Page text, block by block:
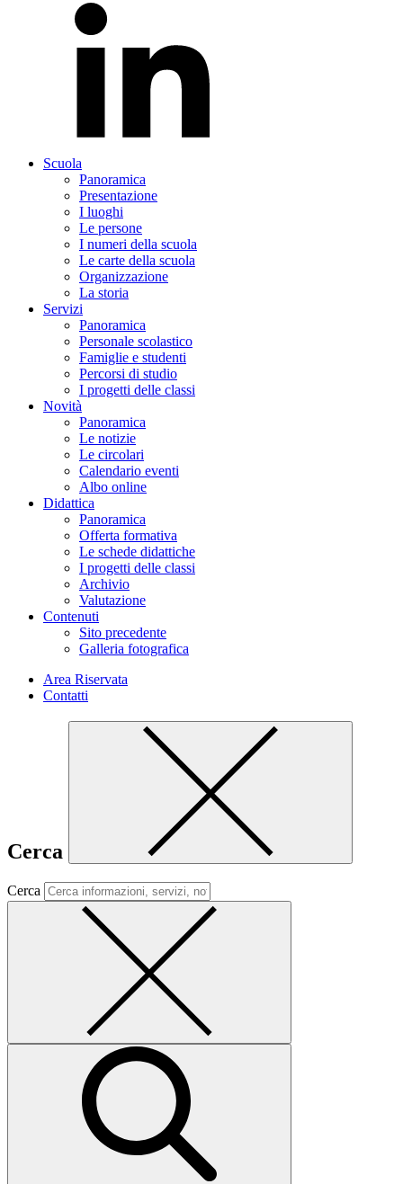
Scuola
Panoramica
Presentazione
I luoghi
Le persone
I numeri della scuola
Le carte della scuola
Organizzazione
La storia
Servizi
Panoramica
Personale scolastico
Famiglie e studenti
Percorsi di studio
I progetti delle classi
Novità
Panoramica
Le notizie
Le circolari
Calendario eventi
Albo online
Didattica
Panoramica
Offerta formativa
Le schede didattiche
I progetti delle classi
Archivio
Valutazione
Contenuti
Sito precedente
Galleria fotografica
Area Riservata
Contatti
Cerca
Cerca